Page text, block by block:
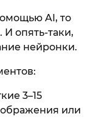
AI, то
И опять-таки,
нейронки.
3–15
или